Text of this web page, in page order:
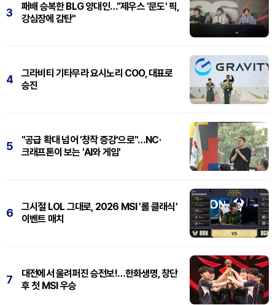
3
패배 승복한 BLG 양대인…"제우스 '문도' 픽,
강심장에 감탄"
4
그라비티 기타무라 요시노리 COO, 대표로
승진
5
"공급 확대 넘어 '창작 증강'으로"…NC·
크래프톤이 보는 'AI와 게임'
6
그시절 LOL 그대로, 2026 MSI '롤 클래식'
이벤트 매치
7
대전에서 울려퍼진 승전보!…한화생명, 창단
후 첫 MSI 우승